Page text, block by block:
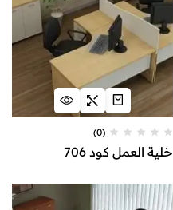
(0)
خلية العمل كود 706